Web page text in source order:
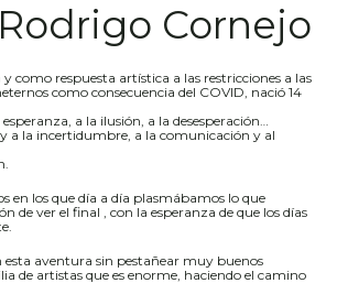
Cornejo
como respuesta artística a las restricciones a las
como consecuencia del COVID, nació 14
a la ilusión, a la desesperación…
a la incertidumbre, a la comunicación y al
en los que día a día plasmábamos lo que
de ver el final , con la esperanza de que los días
esta aventura sin pestañear muy buenos
de artistas que es enorme, haciendo el camino